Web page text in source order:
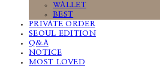
WALLET
BEST
PRIVATE ORDER
SEOUL EDITION
Q&A
NOTICE
MOST LOVED